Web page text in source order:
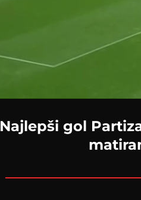
Najlepši gol